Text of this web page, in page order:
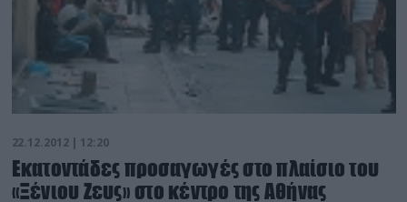
22.12.2012 | 12:20
Εκατοντάδες προσαγωγές στο πλαίσιο του
«Ξένιου Ζευς» στο κέντρο της Αθήνας